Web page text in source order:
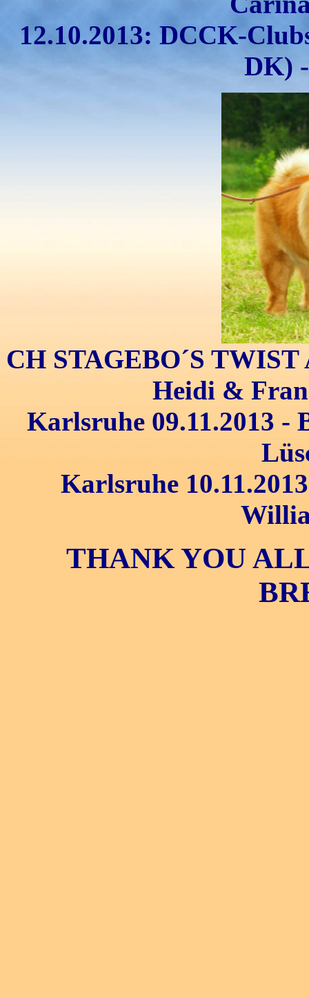
12.10.2013: DCCK-
DK)
CH STAGEBO´S
Heidi &
Karlsruhe 09.11.2013 -
Karlsruhe
THANK YOU